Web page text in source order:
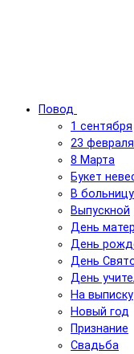
Повод
1 сентября
23 февраля
8 Марта
Букет
В больницу
Выпускной
День
День
День
День
На выписку
Новый год
Признание
Свадьба